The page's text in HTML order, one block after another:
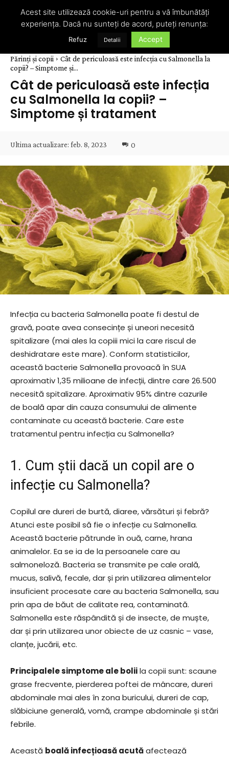
Părinți și copii
Cât de periculoasă este infecția cu Salmonella la
copii? – Simptome și...
Cât de periculoasă este infecția
cu Salmonella la copii? –
Simptome și tratament
Ultima actualizare: feb. 8, 2023 0
Infecția cu bacteria Salmonella poate fi destul de
gravă, poate avea consecințe și uneori necesită
spitalizare (mai ales la copiii mici la care riscul de
deshidratare este mare). Conform statisticilor,
această bacterie Salmonella provoacă în SUA
aproximativ 1,35 milioane de infecții, dintre care 26.500
necesită spitalizare. Aproximativ 95% dintre cazurile
de boală apar din cauza consumului de alimente
contaminate cu această bacterie. Care este
tratamentul pentru infecția cu Salmonella?
1. Cum știi dacă un copil are o
infecție cu Salmonella?
Copilul are dureri de burtă, diaree, vărsături și febră?
Atunci este posibil să fie o infecție cu Salmonella.
Această bacterie pătrunde în ouă, carne, hrana
animalelor. Ea se ia de la persoanele care au
salmoneloză. Bacteria se transmite pe cale orală,
mucus, salivă, fecale, dar și prin utilizarea alimentelor
insuficient procesate care au bacteria Salmonella, sau
prin apa de băut de calitate rea, contaminată.
Salmonella este răspândită și de insecte, de muște,
dar și prin utilizarea unor obiecte de uz casnic – vase,
clanțe, jucării, etc.
Principalele simptome ale boliila copii sunt: scaune
grase frecvente, pierderea poftei de mâncare, dureri
abdominale mai ales în zona buricului, dureri de cap,
slăbiciune generală, vomă, crampe abdominale și stări
febrile.
Această boală infecțioasă acutăafectează
Acest site utilizează cookie-uri pentru a vă îmbunătăți
experiența. Dacă nu sunteți de acord, puteți renunța:
Refuz Detalii Accept